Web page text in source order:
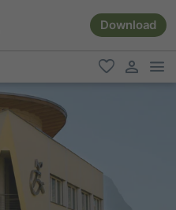
Download
favoriti
user link